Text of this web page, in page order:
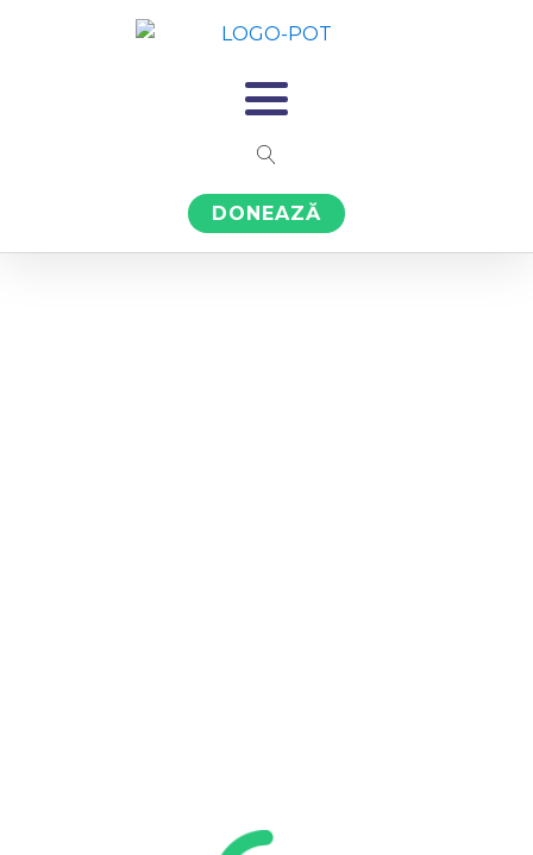
DONEAZĂ